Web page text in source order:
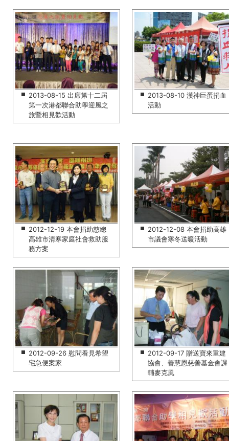
2013-08-15 出席第十二屆
第一次港都聯合助學迎風之
旅暨相見歡活動
2013-08-10 漢神巨蛋捐血
活動
2012-12-19 本會捐助慈總
高雄市清寒家庭社會救助服
務方案
2012-12-08 本會捐助高雄
市議會寒冬送暖活動
2012-09-26 慰問看見希望
宅急便案家
2012-09-17 贈送寶來重建
協會、善慧恩慈善基金會課
輔麥克風